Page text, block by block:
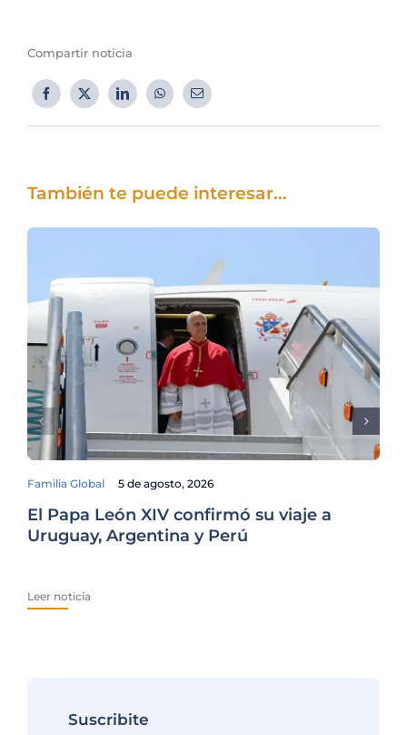
Compartir noticia
También te puede interesar...
Familia Global 5 de agosto, 2026
El Papa León XIV confirmó su viaje a
Uruguay, Argentina y Perú
Leer noticia
Suscribite